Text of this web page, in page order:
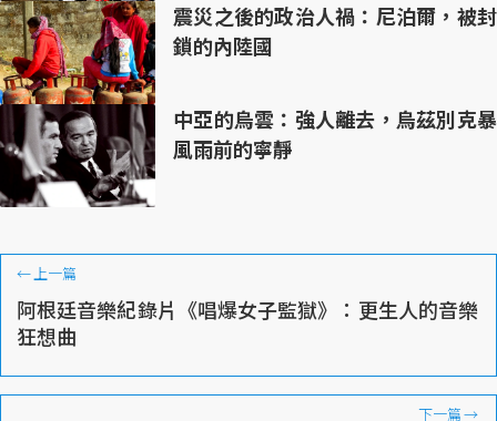
震災之後的政治人禍：尼泊爾，被封
鎖的內陸國
中亞的烏雲：強人離去，烏茲別克暴
風雨前的寧靜
←上一篇
阿根廷音樂紀錄片《唱爆女子監獄》：更生人的音樂
狂想曲
下一篇→